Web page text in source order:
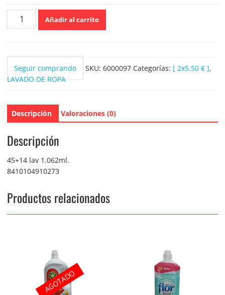
Twist
Cítricos
59
lavados
Concentrado
cantidad
Añadir al carrito
Seguir comprando SKU: 6000097 Categorías: [ 2x5.50 € ],
LAVADO DE ROPA
Descripción Valoraciones (0)
Descripción
45+14 lav 1.062ml.
8410104910273
Productos relacionados
AGOTADO